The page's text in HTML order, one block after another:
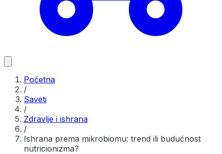
Početna
/
Saveti
/
Zdravlje i ishrana
/
Ishrana prema mikrobiomu: trend ili budućnost
nutricionizma?